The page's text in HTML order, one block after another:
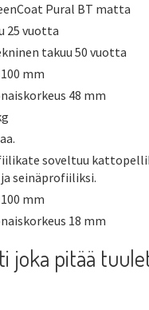
Pural BT matta
25 vuotta
takuu 50 vuotta
mm
48 mm
soveltuu
seinäprofiiliksi.
mm
18 mm
joka pitää